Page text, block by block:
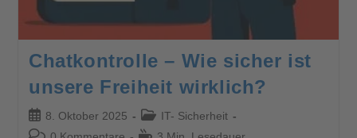
Chatkontrolle – Wie sicher ist
unsere Freiheit wirklich?
8. Oktober 2025
IT- Sicherheit